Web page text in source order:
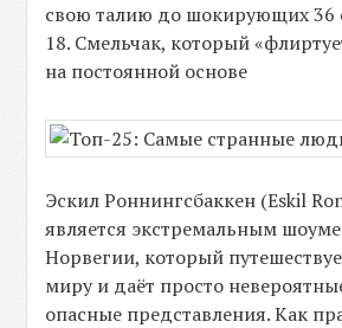
свою талию до шокирующих 36
18. Смельчак, который
на постоянной основе
Эскил Роннингсбаккен (Eskil
является экстремальным
Норвегии, который
миру и даёт просто
опасные представления. Как